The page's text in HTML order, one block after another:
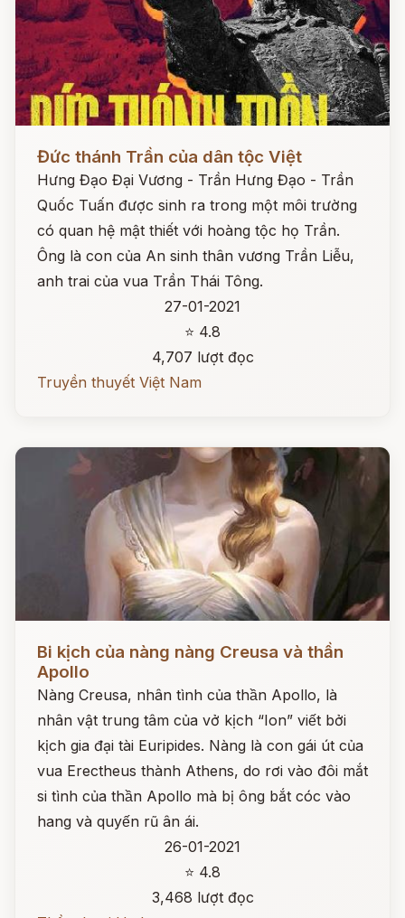
Đức thánh Trần của dân tộc Việt
Hưng Đạo Đại Vương - Trần Hưng Đạo - Trần
Quốc Tuấn được sinh ra trong một môi trường
có quan hệ mật thiết với hoàng tộc họ Trần.
Ông là con của An sinh thân vương Trần Liễu,
anh trai của vua Trần Thái Tông.
27-01-2021
⭐ 4.8
4,707 lượt đọc
Truyền thuyết Việt Nam
Bi kịch của nàng nàng Creusa và thần
Apollo
Nàng Creusa, nhân tình của thần Apollo, là
nhân vật trung tâm của vở kịch “Ion” viết bởi
kịch gia đại tài Euripides. Nàng là con gái út của
vua Erectheus thành Athens, do rơi vào đôi mắt
si tình của thần Apollo mà bị ông bắt cóc vào
hang và quyến rũ ân ái.
26-01-2021
⭐ 4.8
3,468 lượt đọc